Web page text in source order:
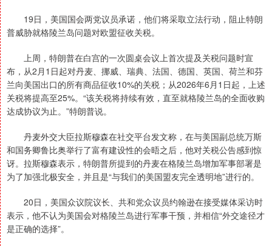
19日，美国国会两党议员承诺，他们将采取立法行动，阻止特朗
普威胁就格陵兰岛问题对欧盟征收关税。
上周，特朗普在白宫的一次圆桌会议上首次提及关税问题时宣
布，从2月1日起对丹麦、挪威、瑞典、法国、德国、英国、荷兰和芬
兰向美国出口的所有商品征收10%的关税；从2026年6月1日起，上述
关税将提高至25%。“该关税将持续有效，直至就格陵兰岛的全面收购
达成协议为止。”特朗普说。
丹麦外交大臣拉斯穆森在社交平台发文称，在与美国副总统万斯
和国务卿鲁比奥举行了富有建设性的会晤之后，他对关税公告感到惊
讶。拉斯穆森表示，特朗普所提到的丹麦在格陵兰岛增加军事部署是
为了加强北极安全，并且是“与我们的美国盟友完全透明地”进行的。
20日，美国众议院议长、共和党众议员约翰逊在接受媒体采访时
表示，他不认为美国会对格陵兰岛进行军事干预，并相信“外交途径才
是正确的选择”。